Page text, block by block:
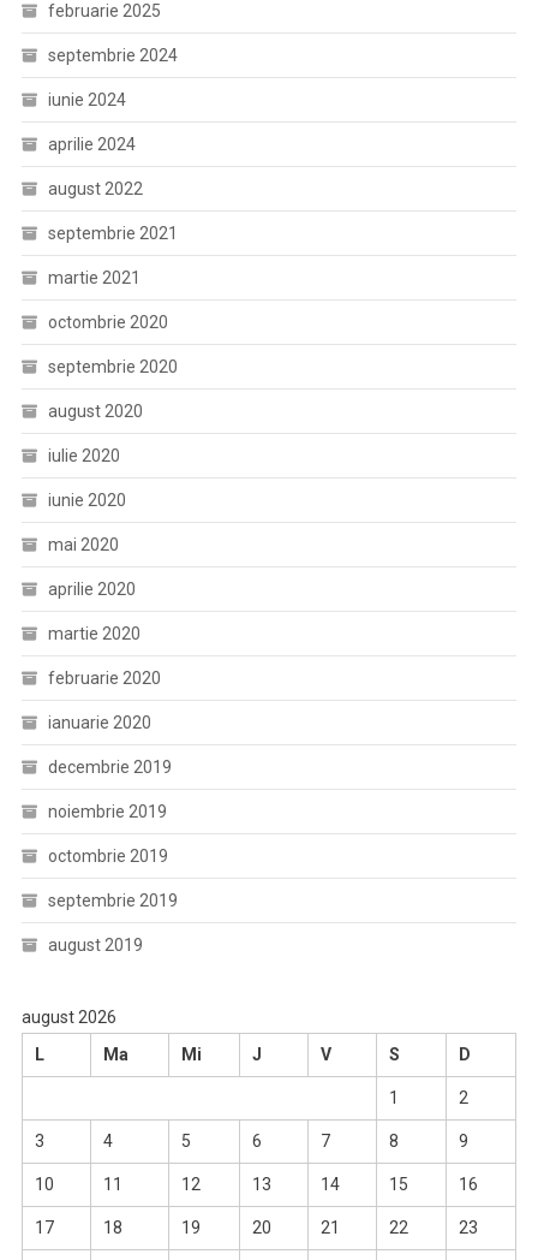
februarie 2025
septembrie 2024
iunie 2024
aprilie 2024
august 2022
septembrie 2021
martie 2021
octombrie 2020
septembrie 2020
august 2020
iulie 2020
iunie 2020
mai 2020
aprilie 2020
martie 2020
februarie 2020
ianuarie 2020
decembrie 2019
noiembrie 2019
octombrie 2019
septembrie 2019
august 2019
august 2026
L
Ma Mi J V S D
1 2
3 4 5 6 7 8 9
10 11 12 13 14 15 16
17 18 19 20 21 22 23